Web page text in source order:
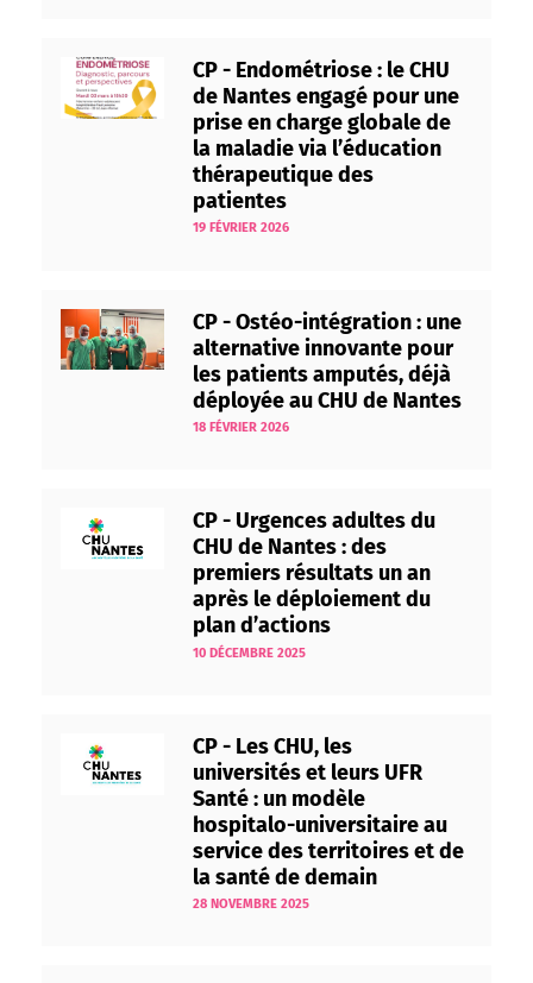
CP - Endométriose : le CHU
de Nantes engagé pour une
prise en charge globale de
la maladie via l’éducation
thérapeutique des
patientes
19 FÉVRIER 2026
CP - Ostéo-intégration : une
alternative innovante pour
les patients amputés, déjà
déployée au CHU de Nantes
18 FÉVRIER 2026
CP - Urgences adultes du
CHU de Nantes : des
premiers résultats un an
après le déploiement du
plan d’actions
10 DÉCEMBRE 2025
CP - Les CHU, les
universités et leurs UFR
Santé : un modèle
hospitalo-universitaire au
service des territoires et de
la santé de demain
28 NOVEMBRE 2025